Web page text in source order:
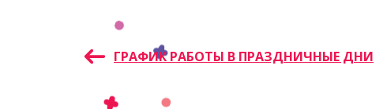
Навигация
по
ГРАФИК РАБОТЫ В ПРАЗДНИЧНЫЕ ДНИ